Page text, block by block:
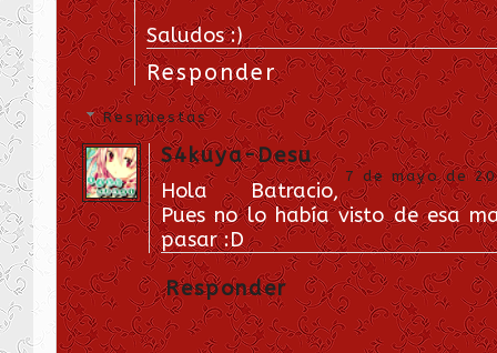
Saludos :)
Responder
Respuestas
S4kuya-Desu
7 de mayo de
Hola Batracio,
Pues no lo había visto de esa
pasar :D
Responder